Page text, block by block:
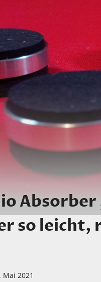
Absorber
so leicht,
Mai 2021